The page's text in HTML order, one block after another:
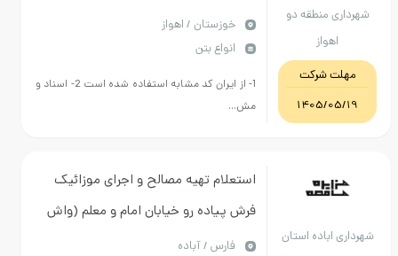
منطقه دو
خوزستان / اهواز
1- از ایران کد مشابه استفاده شده است 2- اسناد و
مش...
استان
استعلام تهیه مصالح و اجرای موزائیک
فرش پیاده رو خیابان امام و معلم (واش
بتن 40*40 با ردیف نابینا)فقط پیمانکارانفارس / آباده